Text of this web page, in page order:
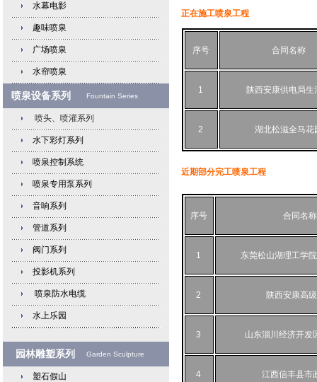
水幕电影
趣味喷泉
广场喷泉
水帘喷泉
喷泉设备系列 Fountain Series
喷头、喷灌系列
水下彩灯系列
喷泉控制系统
喷泉专用泵系列
音响系列
管道系列
阀门系列
投影机系列
喷泉防水电缆
水上乐园
园林雕塑系列 Garden Sculpture
塑石假山
正在施工喷泉工程
序号 合同名称
1 陕西安康供电局生
2 湖北松滋全马花
近期部分完工喷泉工程
序号 合同名称
1 东莞松山湖理工学
2 陕西安康高
3 山东淄川经济开发
4 江西信丰县市